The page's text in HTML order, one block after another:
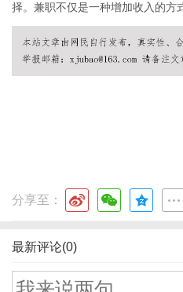
择。兼职不仅是一种增加收入的方
分享至：
最新评论(0)